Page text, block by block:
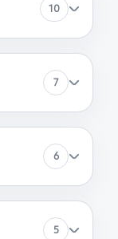
10
7
6
5